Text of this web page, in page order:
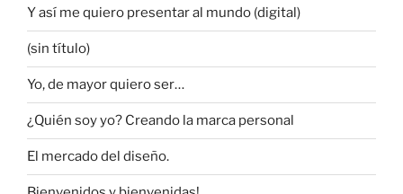
Y así me quiero presentar al mundo (digital)
(sin título)
Yo, de mayor quiero ser…
¿Quién soy yo? Creando la marca personal
El mercado del diseño.